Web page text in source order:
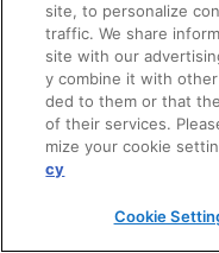
お問い合わせ
ログイン
建築・設計関係者様向
site, to personalize
traffic. We share
site with our
y combine it with
ded to them or that
of their services.
mize your cookie
cy
Cookie